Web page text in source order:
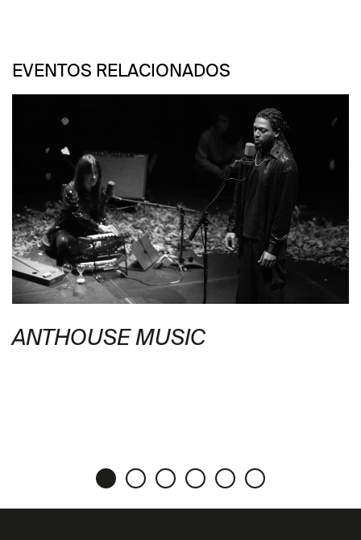
EVENTOS RELACIONADOS
ANTHOUSE MUSIC